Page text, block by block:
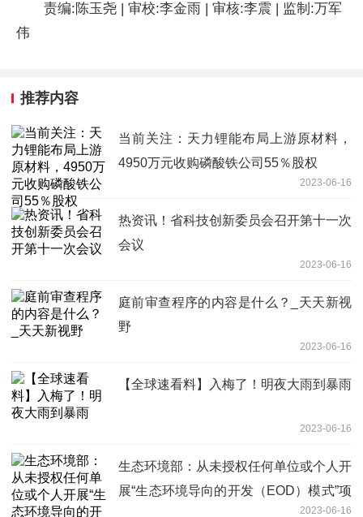
责编:陈玉尧 | 审校:李金雨 | 审核:李震 | 监制:万军
伟
推荐内容
当前关注：天力锂能布局上游原材料，
4950万元收购磷酸铁公司55％股权
2023-06-16
热资讯！​省科技创新委员会召开第十一次
会议
2023-06-16
庭前审查程序的内容是什么？_天天新视
野
2023-06-16
【全球速看料】入梅了！明夜大雨到暴雨
2023-06-16
生态环境部：从未授权任何单位或个人开
展“生态环境导向的开发（EOD）模式”项
2023-06-16